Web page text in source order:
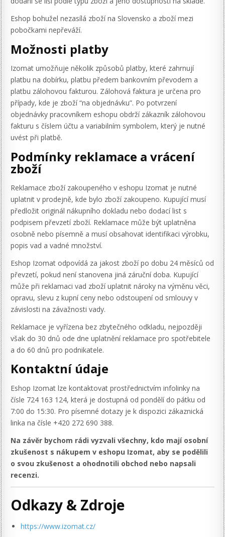
Eshop bohužel nezasílá zboží na Slovensko a zboží mezi
pobočkami nepřeváží.
Možnosti platby
Izomat umožňuje několik způsobů platby, které zahrnují
platbu na dobírku, platbu předem bankovním převodem a
platbu zálohovou fakturou. Zálohová faktura je určena pro
případy, kde je zboží “na objednávku”. Po potvrzení
objednávky pracovníkem eshopu obdrží zákazník zálohovou
fakturu s číslem účtu a variabilním symbolem, který je nutné
uvést při platbě.
Podmínky reklamace a vrácení
zboží
Reklamace zboží zakoupeného v eshopu Izomat je nutné
uplatnit v prodejně, kde bylo zboží zakoupeno. Kupující musí
předložit originál nákupního dokladu nebo dodací list s
podpisem převzetí zboží. Reklamace může být uplatněna
osobně nebo písemně a musí obsahovat identifikaci výrobku,
popis vad a vadné množství.
Eshop Izomat odpovídá za jakost zboží po dobu 24 měsíců od
převzetí, pokud není stanovena jiná záruční doba. Kupující
může při reklamaci vad zboží uplatnit nároky na výměnu věci,
opravu, slevu z kupní ceny nebo odstoupení od smlouvy v
závislosti na závažnosti vady.
Reklamace je vyřízena bez zbytečného odkladu, nejpozději
však do 30 dnů ode dne uplatnění reklamace pro spotřebitele
a do 60 dnů pro podnikatele.
Kontaktní údaje
Eshop Izomat lze kontaktovat prostřednictvím infolinky na
čísle 724 163 124, která je dostupná od pondělí do pátku od
7:00 do 15:30. Pro písemné dotazy je k dispozici zákaznická
linka na čísle +420 272 690 388.
Na závěr bychom rádi vyzvali všechny, kdo mají osobní
zkušenost s nákupem v eshopu Izomat, aby se podělili
o svou zkušenost a ohodnotili obchod nebo napsali
recenzi.
Odkazy & Zdroje
https://www.izomat.cz/